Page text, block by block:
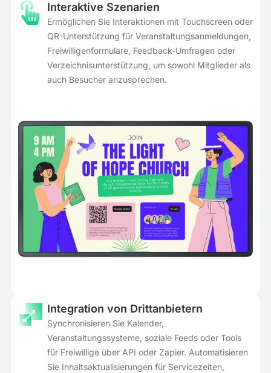
Interaktive Szenarien
Ermöglichen Sie Interaktionen mit Touchscreen oder
QR-Unterstützung für Veranstaltungsanmeldungen,
Freiwilligenformulare, Feedback-Umfragen oder
Verzeichnisunterstützung, um sowohl Mitglieder als
auch Besucher anzusprechen.
Integration von Drittanbietern
Synchronisieren Sie Kalender,
Veranstaltungssysteme, soziale Feeds oder Tools
für Freiwillige über API oder Zapier. Automatisieren
Sie Inhaltsaktualisierungen für Servicezeiten,